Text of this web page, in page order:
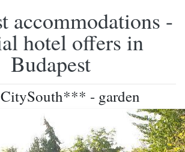
accommodations -
hotel offers in
Budapest
- garden